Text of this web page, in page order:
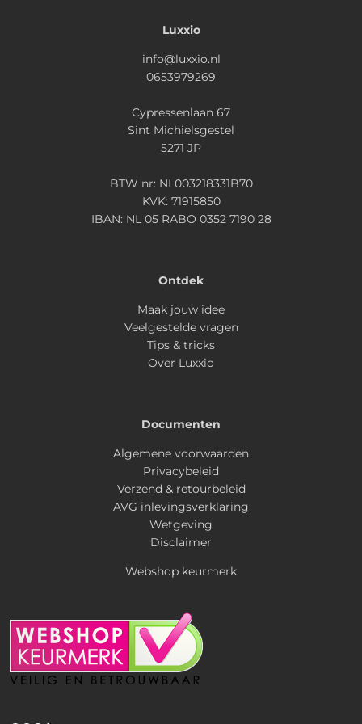
Luxxio
info@luxxio.nl
0653979269
Cypressenlaan 67
Sint Michielsgestel
5271 JP
BTW nr: NL003218331B70
KVK: 71915850
IBAN: NL 05 RABO 0352 7190 28
Ontdek
Maak jouw idee
Veelgestelde vragen
Tips & tricks
Over Luxxio
Documenten
Algemene voorwaarden
Privacybeleid
Verzend & retourbeleid
AVG inlevingsverklaring
Wetgeving
Disclaimer
Webshop keurmerk